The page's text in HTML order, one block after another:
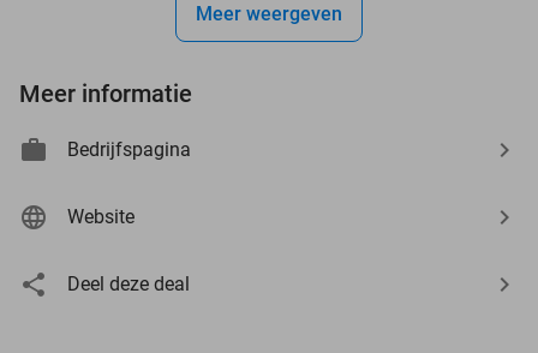
Meer weergeven
Meer informatie
Bedrijfspagina
Website
Deel deze deal